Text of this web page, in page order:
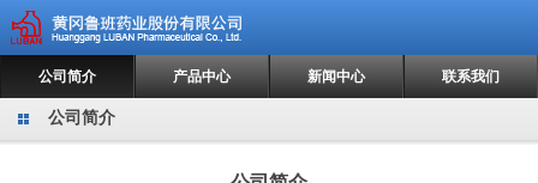
公司简介 产品中心 新闻中心 联系我们
公司简介